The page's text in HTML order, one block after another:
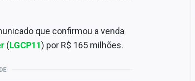
que confirmou a venda
(LGCP11) por R$ 165 milhões.